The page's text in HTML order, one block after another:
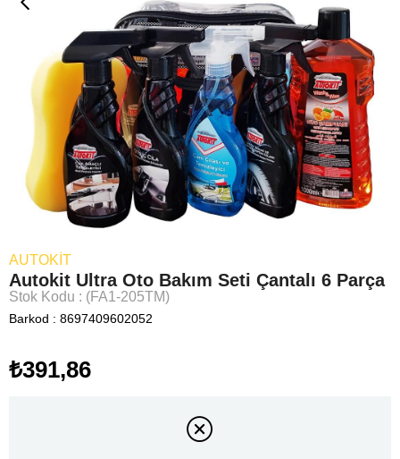
AUTOKIT
Autokit Ultra Oto Bakım Seti Çantalı 6 Parça
Stok Kodu (FA1-205TM)
Barkod : 8697409602052
₺391,86